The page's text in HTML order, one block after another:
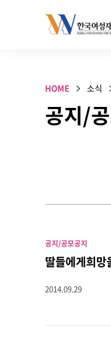
HOME 소식
공지/
공지/공모공지
딸들에게희
2014.09.29